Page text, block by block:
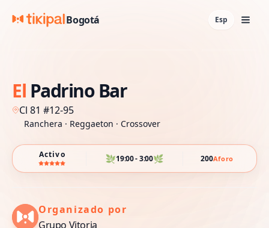
Bogotá Esp
El Padrino Bar
Cl 81 #12-95
Ranchera · Reggaeton · Crossover
Activo 🌿19:00 - 3:00🌿 200Aforo
Organizado por
Grupo Vitoria